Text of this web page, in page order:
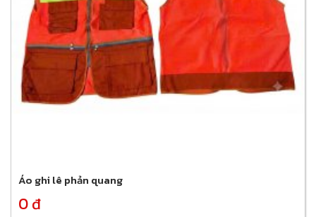
Áo ghi lê phản quang
0 đ